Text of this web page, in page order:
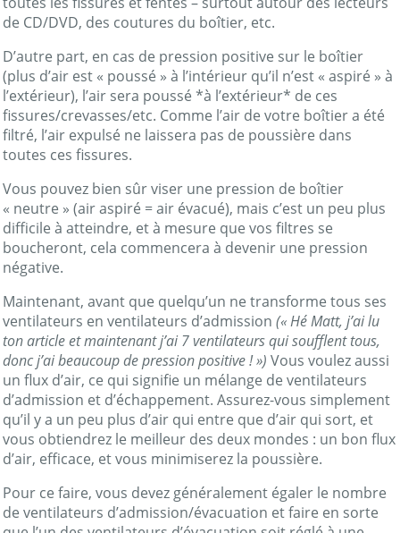
de CD/DVD, des coutures du boîtier, etc.
D’autre part, en cas de pression positive sur le boîtier
(plus d’air est « poussé » à l’intérieur qu’il n’est « aspiré » à
l’extérieur), l’air sera poussé *à l’extérieur* de ces
fissures/crevasses/etc. Comme l’air de votre boîtier a été
filtré, l’air expulsé ne laissera pas de poussière dans
toutes ces fissures.
Vous pouvez bien sûr viser une pression de boîtier
« neutre » (air aspiré = air évacué), mais c’est un peu plus
difficile à atteindre, et à mesure que vos filtres se
boucheront, cela commencera à devenir une pression
négative.
Maintenant, avant que quelqu’un ne transforme tous ses
ventilateurs en ventilateurs d’admission(« Hé Matt, j’ai lu
ton article et maintenant j’ai 7 ventilateurs qui soufflent tous,
donc j’ai beaucoup de pression positive ! ») Vous voulez aussi
un flux d’air, ce qui signifie un mélange de ventilateurs
d’admission et d’échappement. Assurez-vous simplement
qu’il y a un peu plus d’air qui entre que d’air qui sort, et
vous obtiendrez le meilleur des deux mondes : un bon flux
d’air, efficace, et vous minimiserez la poussière.
Pour ce faire, vous devez généralement égaler le nombre
de ventilateurs d’admission/évacuation et faire en sorte